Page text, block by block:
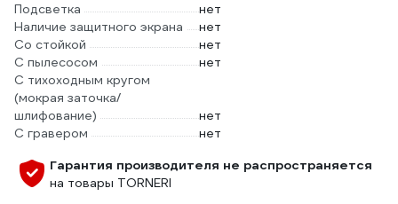
Подсветка
нет
Наличие защитного экрана
нет
Со стойкой
нет
С пылесосом
нет
С тихоходным кругом
(мокрая заточка/
шлифование)
нет
С гравером
нет
Гарантия производителя не распространяется
на товары TORNERI